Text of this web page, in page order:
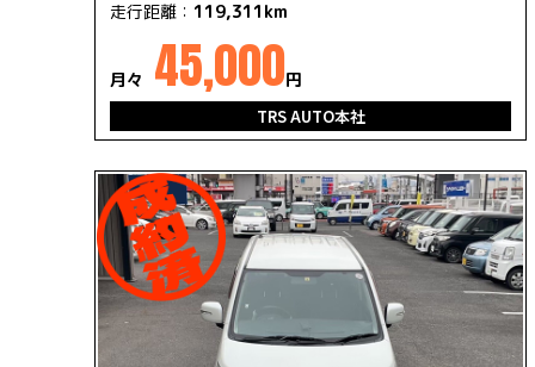
走行距離： 119,311km
月々 45,000円
TRS AUTO本社